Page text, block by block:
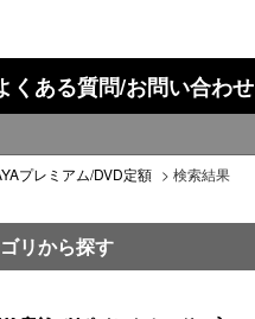
くある質問/お問い合わせ
プレミアム/DVD定額 > 検索結果
リから探す